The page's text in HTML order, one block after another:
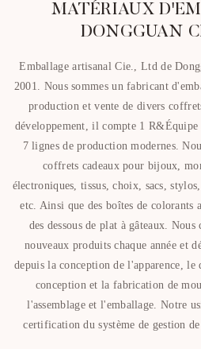
MATÉRIAUX
DONGGUAN
Emballage artisanal Cie., Ltd de
2001. Nous sommes un fabricant
production et vente de divers
développement, il compte 1
7 lignes de production modernes.
coffrets cadeaux pour bijoux,
électroniques, tissus, choix, sacs,
etc. Ainsi que des boîtes de colorants
des dessous de plat à gâteaux. Nous
nouveaux produits chaque année et
depuis la conception de l'apparence,
conception et la fabrication de
l'assemblage et l'emballage. Notre
certification du système de gestion